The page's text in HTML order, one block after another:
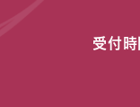
受付